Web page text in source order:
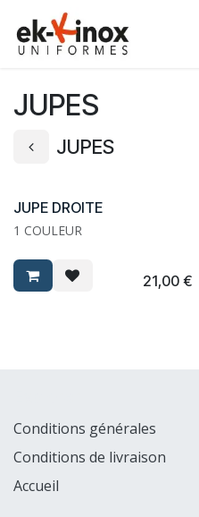
Se rendre au contenu
JUPES
JUPES
JUPE DROITE
1 COULEUR
21,00€
Conditions générales
Conditions de livraison
Accueil